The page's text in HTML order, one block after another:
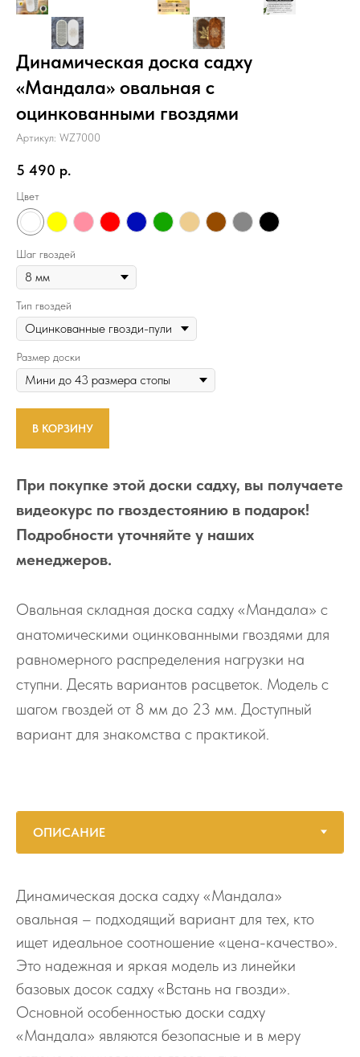
Динамическая доска садху
«Мандала» овальная с
оцинкованными гвоздями
Артикул: WZ7000
5 490 р.
Цвет
Шаг гвоздей
Тип гвоздей
Размер доски
В КОРЗИНУ
При покупке этой доски садху, вы получаете
видеокурс по гвоздестоянию в подарок!
Подробности уточняйте у наших
менеджеров.
Овальная складная доска садху «Мандала» с
анатомическими оцинкованными гвоздями для
равномерного распределения нагрузки на
ступни. Десять вариантов расцветок. Модель с
шагом гвоздей от 8 мм до 23 мм. Доступный
вариант для знакомства с практикой.
Динамическая доска садху «Мандала»
овальная – подходящий вариант для тех, кто
ищет идеальное соотношение «цена-качество».
Это надежная и яркая модель из линейки
базовых досок садху «Встань на гвозди».
Основной особенностью доски садху
«Мандала» являются безопасные и в меру